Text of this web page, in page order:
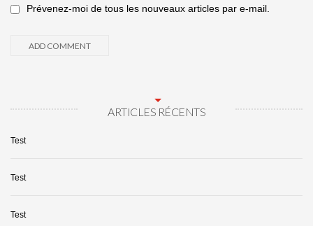
Prévenez-moi de tous les nouveaux articles par e-mail.
ARTICLES RÉCENTS
Test
Test
Test